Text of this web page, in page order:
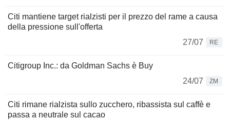
Citi mantiene target rialzisti per il prezzo del rame a causa
della pressione sull'offerta
27/07
RE
Citigroup Inc.: da Goldman Sachs è Buy
24/07
ZM
Citi rimane rialzista sullo zucchero, ribassista sul caffè e
passa a neutrale sul cacao